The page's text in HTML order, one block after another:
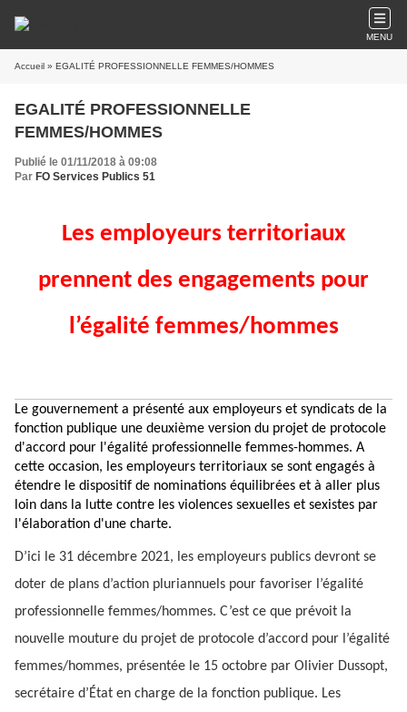
MENU
Accueil » EGALITÉ PROFESSIONNELLE FEMMES/HOMMES
EGALITÉ PROFESSIONNELLE
FEMMES/HOMMES
Publié le 01/11/2018 à 09:08
Par FO Services Publics 51
Les employeurs territoriaux
prennent des engagements pour
l’égalité femmes/hommes
Le gouvernement a présenté aux employeurs et syndicats de la
fonction publique une deuxième version du projet de protocole
d'accord pour l'égalité professionnelle femmes-hommes. A
cette occasion, les employeurs territoriaux se sont engagés à
étendre le dispositif de nominations équilibrées et à aller plus
loin dans la lutte contre les violences sexuelles et sexistes par
l'élaboration d'une charte.
D’ici le 31 décembre 2021, les employeurs publics devront se
doter de plans d’action pluriannuels pour favoriser l’égalité
professionnelle femmes/hommes. C’est ce que prévoit la
nouvelle mouture du projet de protocole d’accord pour l’égalité
femmes/hommes, présentée le 15 octobre par Olivier Dussopt,
secrétaire d’État en charge de la fonction publique. Les